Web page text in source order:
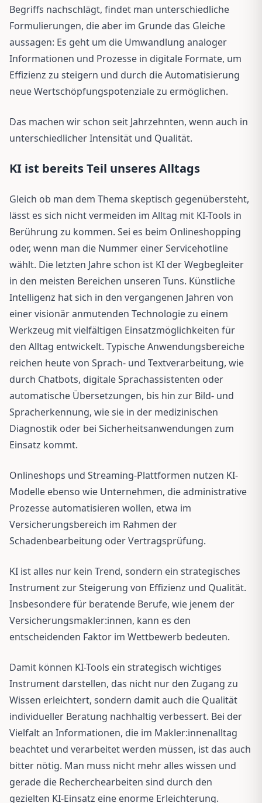
Begriffs nachschlägt, findet man unterschiedliche
Formulierungen, die aber im Grunde das Gleiche
aussagen: Es geht um die Umwandlung analoger
Informationen und Prozesse in digitale Formate, um
Effizienz zu steigern und durch die Automatisierung
neue Wertschöpfungspotenziale zu ermöglichen.
Das machen wir schon seit Jahrzehnten, wenn auch in
unterschiedlicher Intensität und Qualität.
KI ist bereits Teil unseres Alltags
Gleich ob man dem Thema skeptisch gegenübersteht,
lässt es sich nicht vermeiden im Alltag mit KI-Tools in
Berührung zu kommen. Sei es beim Onlineshopping
oder, wenn man die Nummer einer Servicehotline
wählt. Die letzten Jahre schon ist KI der Wegbegleiter
in den meisten Bereichen unseren Tuns. Künstliche
Intelligenz hat sich in den vergangenen Jahren von
einer visionär anmutenden Technologie zu einem
Werkzeug mit vielfältigen Einsatzmöglichkeiten für
den Alltag entwickelt. Typische Anwendungsbereiche
reichen heute von Sprach- und Textverarbeitung, wie
durch Chatbots, digitale Sprachassistenten oder
automatische Übersetzungen, bis hin zur Bild- und
Spracherkennung, wie sie in der medizinischen
Diagnostik oder bei Sicherheitsanwendungen zum
Einsatz kommt.
Onlineshops und Streaming-Plattformen nutzen KI-
Modelle ebenso wie Unternehmen, die administrative
Prozesse automatisieren wollen, etwa im
Versicherungsbereich im Rahmen der
Schadenbearbeitung oder Vertragsprüfung.
KI ist alles nur kein Trend, sondern ein strategisches
Instrument zur Steigerung von Effizienz und Qualität.
Insbesondere für beratende Berufe, wie jenem der
Versicherungsmakler:innen, kann es den
entscheidenden Faktor im Wettbewerb bedeuten.
Damit können KI-Tools ein strategisch wichtiges
Instrument darstellen, das nicht nur den Zugang zu
Wissen erleichtert, sondern damit auch die Qualität
individueller Beratung nachhaltig verbessert. Bei der
Vielfalt an Informationen, die im Makler:innenalltag
beachtet und verarbeitet werden müssen, ist das auch
bitter nötig. Man muss nicht mehr alles wissen und
gerade die Recherchearbeiten sind durch den
gezielten KI-Einsatz eine enorme Erleichterung.